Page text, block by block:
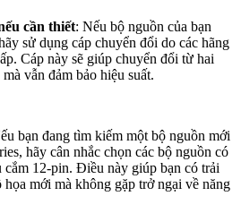
cần thiết: Nếu bộ nguồn của bạn
sử dụng cáp chuyển đổi do các hãng
Cáp này sẽ giúp chuyển đổi từ hai
vẫn đảm bảo hiệu suất.
bạn đang tìm kiếm một bộ nguồn mới
hãy cân nhắc chọn các bộ nguồn có
cắm 12-pin. Điều này giúp bạn có trải
mới mà không gặp trở ngại về năng